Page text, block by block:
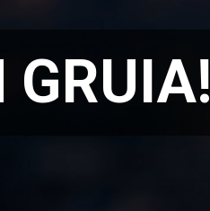
GRUIA!